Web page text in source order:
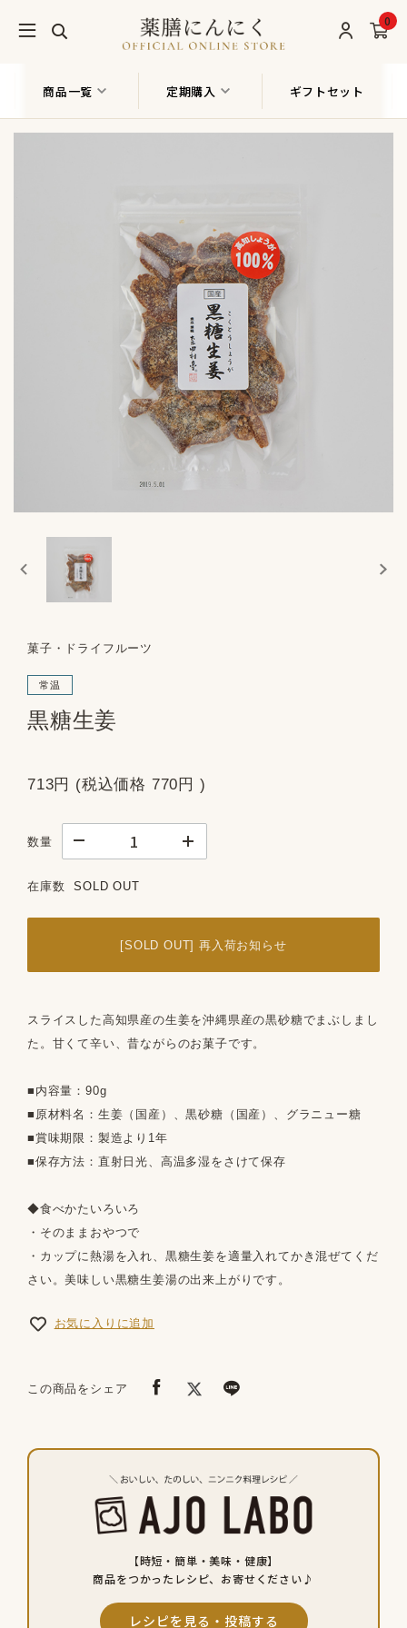
0
商品一覧 定期購入 ギフトセット
菓子・ドライフルーツ
常温
黒糖生姜
713円 (税込価格 770円 )
数量
在庫数 SOLD OUT
[SOLD OUT] 再入荷お知らせ
スライスした高知県産の生姜を沖縄県産の黒砂糖でまぶしまし
た。甘くて辛い、昔ながらのお菓子です。
■内容量：90g
■原材料名：生姜（国産）、黒砂糖（国産）、グラニュー糖
■賞味期限：製造より1年
■保存方法：直射日光、高温多湿をさけて保存
◆食べかたいろいろ
・そのままおやつで
・カップに熱湯を入れ、黒糖生姜を適量入れてかき混ぜてくだ
さい。美味しい黒糖生姜湯の出来上がりです。
お気に入りに追加
この商品をシェア
【時短・簡単・美味・健康】
商品をつかったレシピ、お寄せください♪
レシピを見る・投稿する